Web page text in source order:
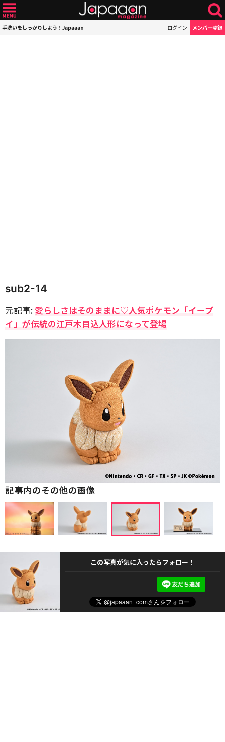
手洗いをしっかりしよう！Japaaan ログイン メンバー登録
sub2-14
元記事: 愛らしさはそのままに♡人気ポケモン「イーブ
イ」が伝統の江戸木目込人形になって登場
記事内のその他の画像
この写真が気に入ったらフォロー！